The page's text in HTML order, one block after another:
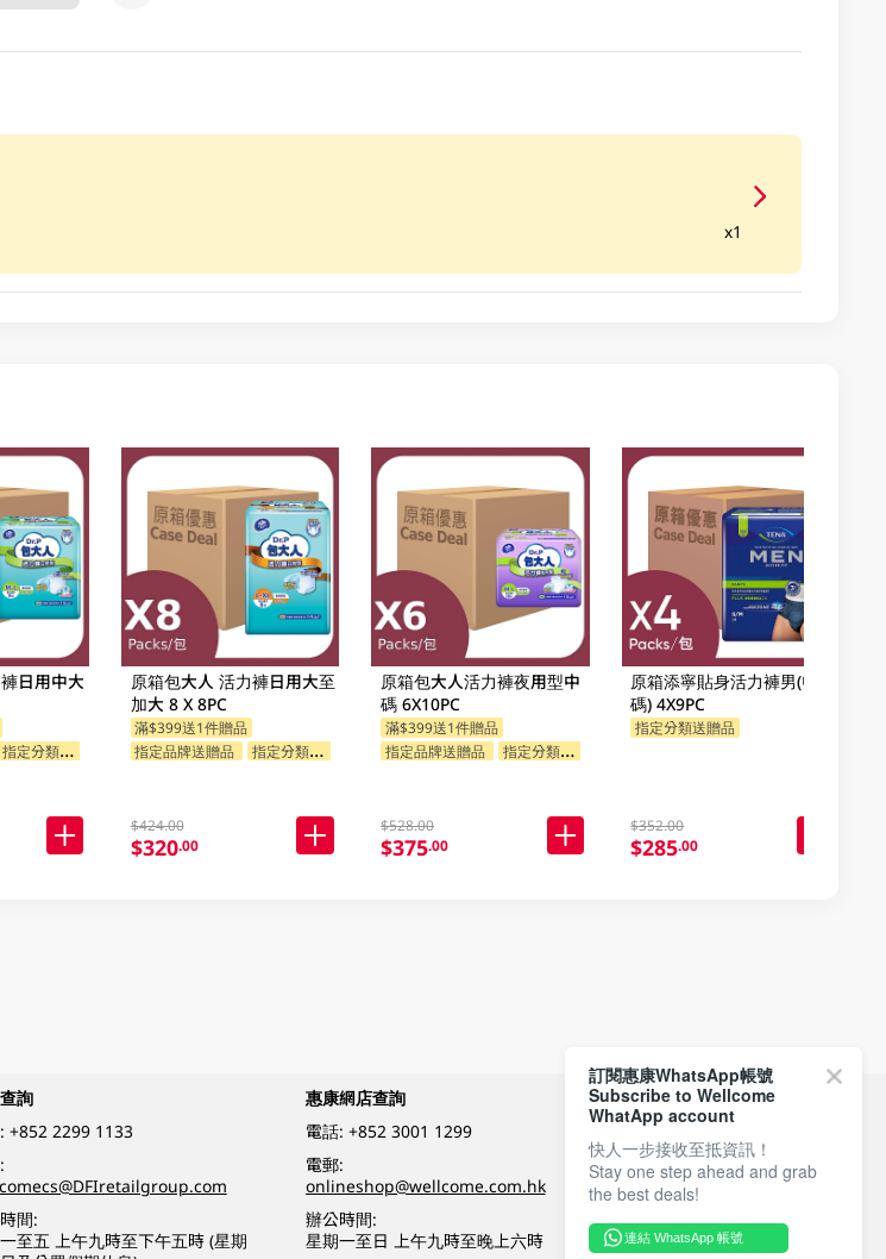
x1
日用中大
指定分類送贈品
原箱包大人 活力褲日用大至
加大 8 X 8PC
滿$399送1件贈品
指定品牌送贈品
指定分類送贈品
$424.00
$320.00
原箱包大人活力褲夜用型中
碼 6X10PC
滿$399送1件贈品
指定品牌送贈品
指定分類送贈品
$528.00
$375.00
原箱添寧貼身活力褲男(中
碼) 4X9PC
指定分類送贈品
$352.00
$285.00
詢
+852 2299 1133
間:
至五 上午九時至下午五時 (星期
惠康網店查詢
電話: +852 3001 1299
電郵:
onlineshop@wellcome.com.hk
辦公時間:
星期一至日 上午九時至晚上六時
付款方式
關注我們
訂閱惠康WhatsApp帳號
Subscribe to Wellcome
WhatApp account
快人一步接收至抵資訊！
Stay one step ahead and grab
the best deals!
連結 WhatsApp 帳號